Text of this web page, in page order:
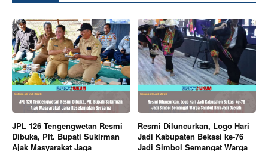
JPL 126 Tengengwetan Resmi
Dibuka, Plt. Bupati Sukirman
Ajak Masyarakat Jaga
Resmi Diluncurkan, Logo Hari
Jadi Kabupaten Bekasi ke-76
Jadi Simbol Semangat Warga